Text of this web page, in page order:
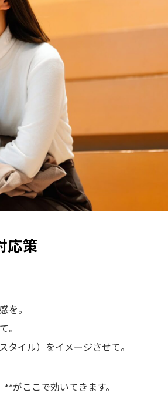
応策
を。
。
イル）をイメージさせて。
がここで効いてきます。